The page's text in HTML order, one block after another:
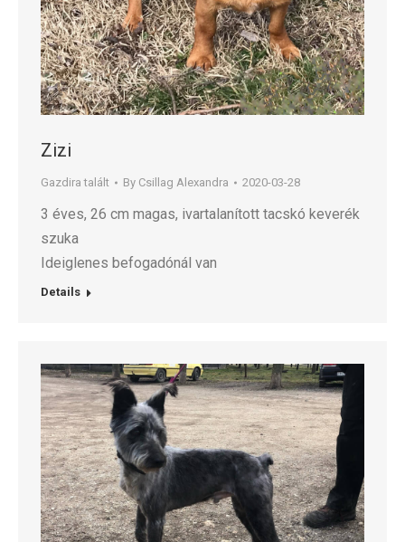
Zizi
Gazdira talált By Csillag Alexandra 2020-03-28
3 éves, 26 cm magas, ivartalanított tacskó keverék
szuka
Ideiglenes befogadónál van
Details